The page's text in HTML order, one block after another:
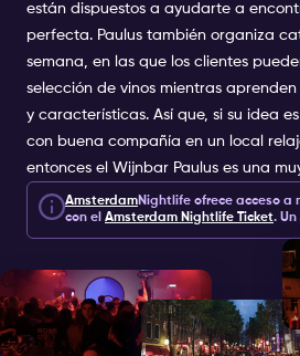
están dispuestos a ayudarte a
perfecta. Paulus también organiza
semana, en las que los clientes
selección de vinos mientras aprenden
y características. Así que, si su idea
con buena compañía en un local
entonces el Wijnbar Paulus es una
AmsterdamNightlife ofrece acceso a
con el Amsterdam Nightlife Ticket. Un